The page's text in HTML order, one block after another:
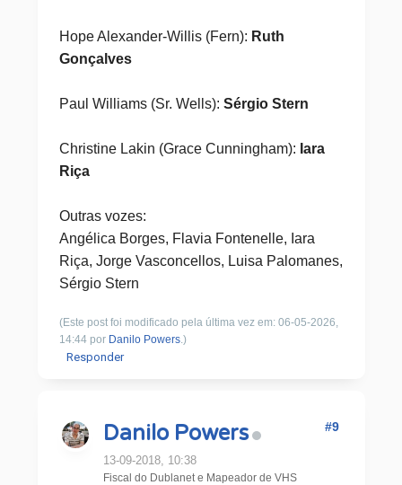
Hope Alexander-Willis (Fern): Ruth
Gonçalves
Paul Williams (Sr. Wells): Sérgio Stern
Christine Lakin (Grace Cunningham): Iara
Riça
Outras vozes:
Angélica Borges, Flavia Fontenelle, Iara
Riça, Jorge Vasconcellos, Luisa Palomanes,
Sérgio Stern
(Este post foi modificado pela última vez em: 06-05-2026,
14:44 por Danilo Powers.)
Responder
Danilo Powers
13-09-2018, 10:38
Fiscal do Dublanet e Mapeador de VHS
#9